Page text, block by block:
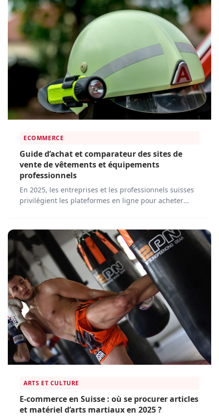
ECOMMERCE
Guide d’achat et comparateur des sites de
vente de vêtements et équipements
professionnels
En 2025, les entreprises et les professionnels suisses
privilégient les plateformes en ligne pour acheter
acteurs dominent le marché en proposant des
solutions adaptées aux besoins des clients.
ARTS ET CULTURE
E-commerce en Suisse : où se procurer articles
et matériel d’arts martiaux en 2025 ?